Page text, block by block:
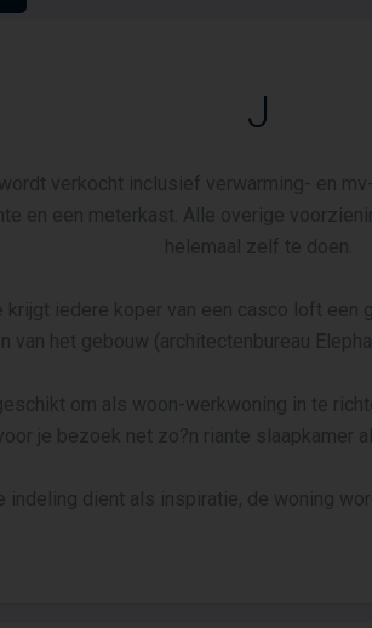
J
verkocht inclusief verwarming- en
en een meterkast. Alle overige
helemaal zelf te doen.
krijgt iedere koper van een casco loft een
van het gebouw (architectenbureau
om als woon-werkwoning in te
je bezoek net zo?n riante slaapkamer
indeling dient als inspiratie, de woning